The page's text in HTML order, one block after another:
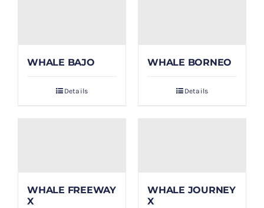
PAYMENT
WHALE BAJO
Details
WHALE BORNEO
Details
WHALE FREEWAY
X
WHALE JOURNEY
X